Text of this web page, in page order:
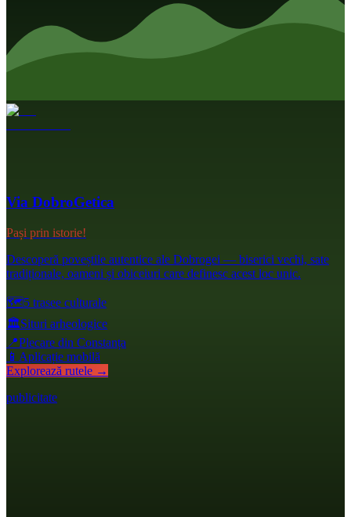
Via DobroGetica
Pași prin istorie!
Descoperă poveștile autentice ale Dobrogei — biserici vechi, sate
tradiționale, oameni și obiceiuri care definesc acest loc unic.
🗺️5 trasee culturale
🏛️Situri arheologice
📍Plecare din Constanța
📱 Aplicație mobilă
Explorează rutele →
publicitate